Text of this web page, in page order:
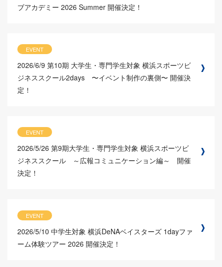
ブアカデミー 2026 Summer 開催決定！
EVENT
2026/6/9 第10期 大学生・専門学生対象 横浜スポーツビ
ジネススクール2days 〜イベント制作の裏側〜 開催決
定！
EVENT
2026/5/26 第9期大学生・専門学生対象 横浜スポーツビ
ジネススクール ～広報コミュニケーション編～ 開催
決定！
EVENT
2026/5/10 中学生対象 横浜DeNAベイスターズ 1dayファ
ーム体験ツアー 2026 開催決定！